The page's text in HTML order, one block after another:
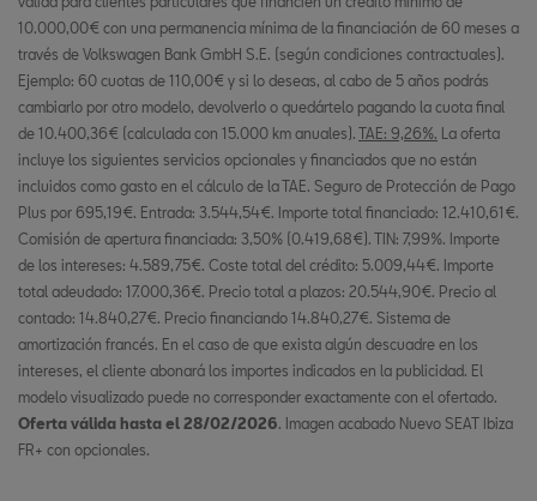
10.000,00€ con una permanencia mínima de la financiación de 60 meses a
través de Volkswagen Bank GmbH S.E. (según condiciones contractuales).
Ejemplo: 60 cuotas de 110,00€ y si lo deseas, al cabo de 5 años podrás
cambiarlo por otro modelo, devolverlo o quedártelo pagando la cuota final
de 10.400,36€ (calculada con 15.000 km anuales). TAE: 9,26%. La oferta
incluye los siguientes servicios opcionales y financiados que no están
incluidos como gasto en el cálculo de la TAE. Seguro de Protección de Pago
Plus por 695,19€. Entrada: 3.544,54€. Importe total financiado: 12.410,61€.
Comisión de apertura financiada: 3,50% (0.419,68€). TIN: 7,99%. Importe
de los intereses: 4.589,75€. Coste total del crédito: 5.009,44€. Importe
total adeudado: 17.000,36€. Precio total a plazos: 20.544,90€. Precio al
contado: 14.840,27€. Precio financiando 14.840,27€. Sistema de
amortización francés. En el caso de que exista algún descuadre en los
intereses, el cliente abonará los importes indicados en la publicidad. El
modelo visualizado puede no corresponder exactamente con el ofertado.
Oferta válida hasta el 28/02/2026 . Imagen acabado Nuevo SEAT Ibiza
FR+ con opcionales.